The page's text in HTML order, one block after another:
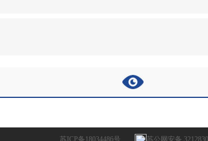
苏ICP备18034486号 苏公网安备